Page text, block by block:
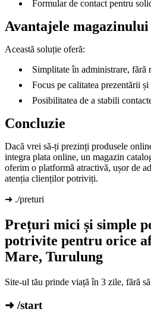
Formular de contact pentru
Avantajele
Această soluție oferă:
Simplitate în administrare, fără
Focus pe calitatea prezentării
Posibilitatea de a stabili
Concluzie
Dacă vrei să-ți prezinți produsele
integra plata online, un magazin
oferim o platformă atractivă, ușor de
atenția clienților potriviți.
➜ ./preturi
Prețuri mici și simple
potrivite pentru orice
Mare, Turulung
Site-ul tău prinde viață în 3 zile, fără
➜ /start